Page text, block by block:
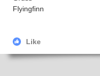
Flyingfinn
Like